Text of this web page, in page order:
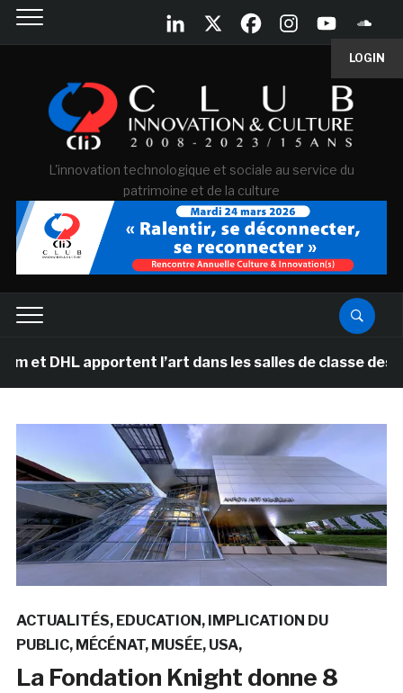
LOGIN
L'innovation technologique et sociale au service du
patrimoine et de la culture
apportent l’art dans les salles de classe des écoles
ACTUALITÉS EDUCATION
IMPLICATION DU
PUBLIC MÉCÉNAT MUSÉE USA
La Fondation Knight donne 8